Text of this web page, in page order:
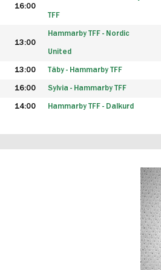
16:00
TFF
13:00
Hammarby TFF - Nordic
United
13:00 Täby - Hammarby TFF
16:00 Sylvia - Hammarby TFF
14:00 Hammarby TFF - Dalkurd